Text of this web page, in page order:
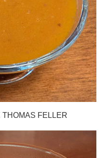
THOMAS FELLER